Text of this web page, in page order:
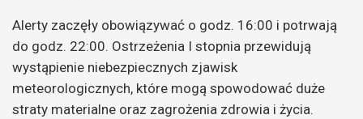
Alerty zaczęły obowiązywać o godz. 16:00 i potrwają
do godz. 22:00. Ostrzeżenia I stopnia przewidują
wystąpienie niebezpiecznych zjawisk
meteorologicznych, które mogą spowodować duże
straty materialne oraz zagrożenia zdrowia i życia.